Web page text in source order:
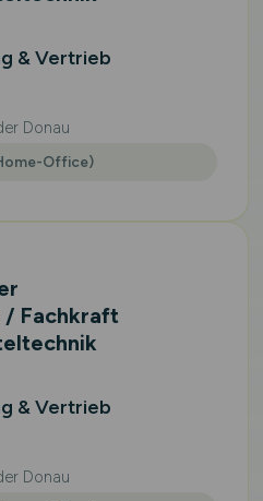
& Vertrieb
Donau
Office)
/ Fachkraft
& Vertrieb
Donau